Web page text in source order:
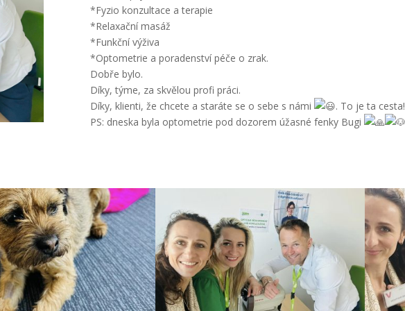
*Fyzio konzultace a terapie
*Relaxační masáž
*Funkční výživa
*Optometrie a poradenství péče o zrak.
Dobře bylo.
Díky, týme, za skvělou profi práci.
Díky, klienti, že chcete a staráte se o sebe s námi
. To je ta cesta!
PS: dneska byla optometrie pod dozorem úžasné fenky Bugi